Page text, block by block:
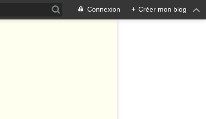
Connexion + Créer mon blog